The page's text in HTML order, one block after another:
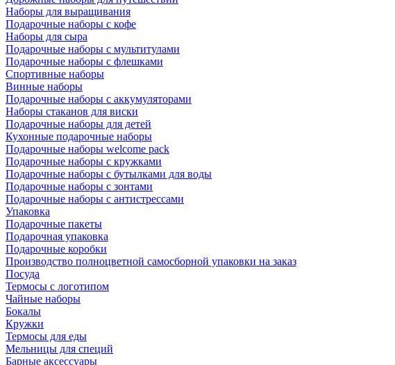
Наборы для выращивания
Подарочные наборы с кофе
Наборы для сыра
Подарочные наборы с мультитулами
Подарочные наборы с флешками
Спортивные наборы
Винные наборы
Подарочные наборы с аккумуляторами
Наборы стаканов для виски
Подарочные наборы для детей
Кухонные подарочные наборы
Подарочные наборы welcome pack
Подарочные наборы с кружками
Подарочные наборы с бутылками для воды
Подарочные наборы с зонтами
Подарочные наборы с антистрессами
Упаковка
Подарочные пакеты
Подарочная упаковка
Подарочные коробки
Производство полноцветной самосборной упаковки на заказ
Посуда
Термосы с логотипом
Чайные наборы
Бокалы
Кружки
Термосы для еды
Мельницы для специй
Барные аксессуары